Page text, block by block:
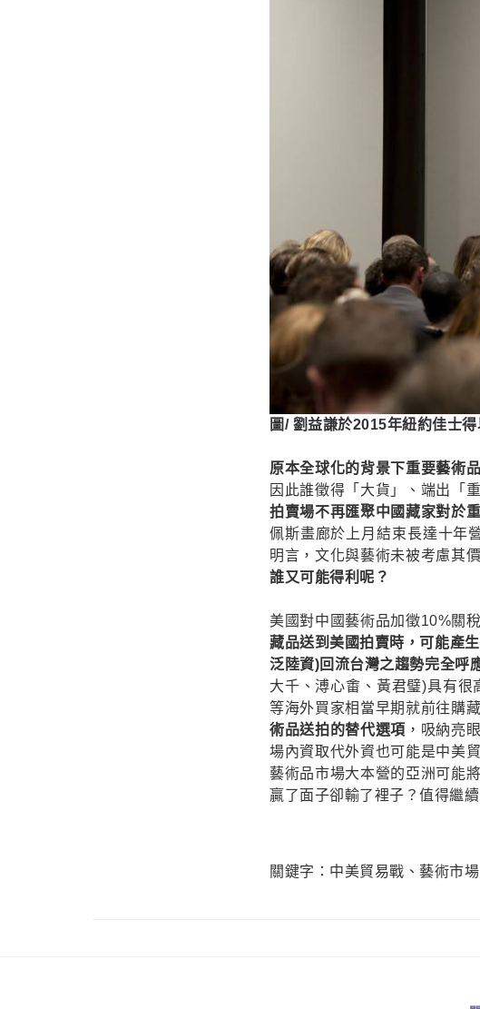
圖/ 劉益謙於2015年紐約佳士
原本全球化的背景下重要藝術
因此誰徵得「大貨」、端出「
拍賣場不再匯聚中國藏家對於
佩斯畫廊於上月結束長達十年
明言，文化與藝術未被考慮其
誰又可能得利呢？
美國對中國藝術品加徵10%關
藏品送到美國拍賣時，可能產
泛陸資)回流台灣之趨勢完全呼
大千、溥心畬、黃君璧)具有
等海外買家相當早期就前往購
術品送拍的替代選項 ，吸納亮
場內資取代外資也可能是中美
藝術品市場大本營的亞洲可能
贏了面子卻輸了裡子？值得繼續
關鍵字： 中美貿易戰 、藝術市場